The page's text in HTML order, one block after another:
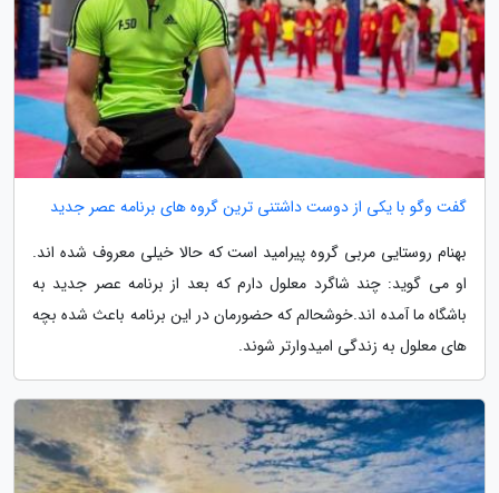
گفت وگو با یکی از دوست داشتنی ترین گروه های برنامه عصر جدید
بهنام روستایی مربی گروه پیرامید است که حالا خیلی معروف شده اند.
او می گوید: چند شاگرد معلول دارم که بعد از برنامه عصر جدید به
باشگاه ما آمده اند.خوشحالم که حضورمان در این برنامه باعث شده بچه
های معلول به زندگی امیدوارتر شوند.